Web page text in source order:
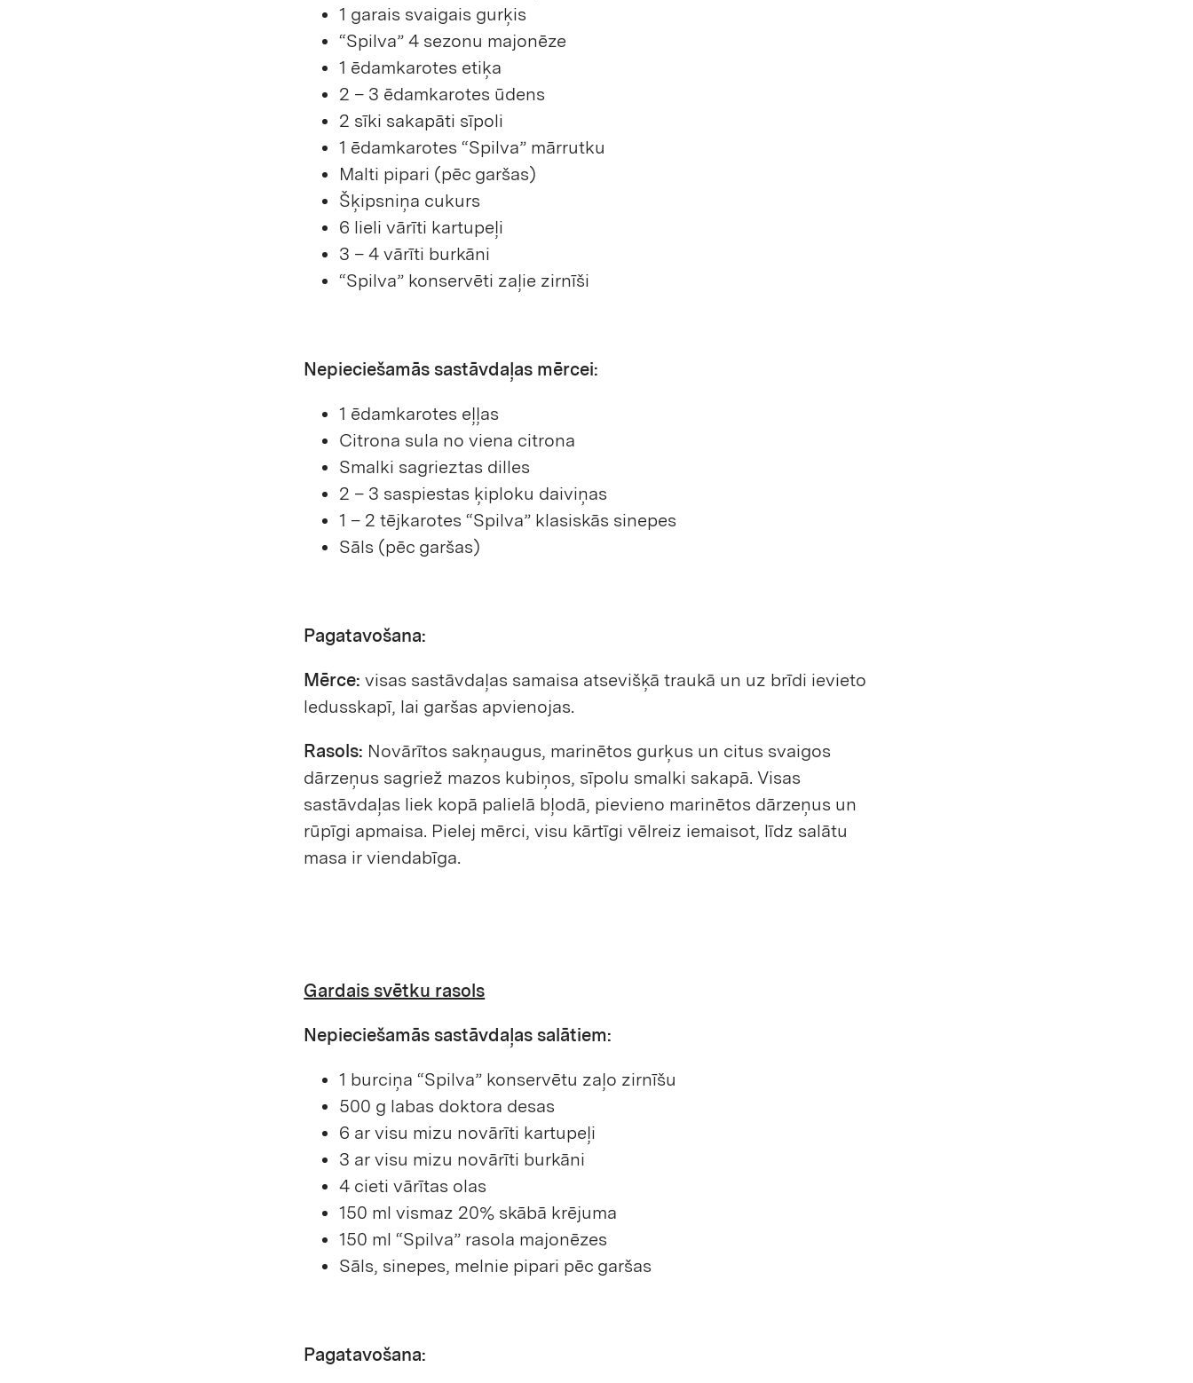
1 garais svaigais gurķis
“Spilva” 4 sezonu majonēze
1 ēdamkarotes etiķa
2 – 3 ēdamkarotes ūdens
2 sīki sakapāti sīpoli
1 ēdamkarotes “Spilva” mārrutku
Malti pipari (pēc garšas)
Šķipsniņa cukurs
6 lieli vārīti kartupeļi
3 – 4 vārīti burkāni
“Spilva” konservēti zaļie zirnīši
Nepieciešamās sastāvdaļas mērcei:
1 ēdamkarotes eļļas
Citrona sula no viena citrona
Smalki sagrieztas dilles
2 – 3 saspiestas ķiploku daiviņas
1 – 2 tējkarotes “Spilva” klasiskās sinepes
Sāls (pēc garšas)
Pagatavošana:
Mērce:visas sastāvdaļas samaisa atsevišķā traukā un uz brīdi ievieto
ledusskapī, lai garšas apvienojas.
Rasols: Novārītos sakņaugus, marinētos gurķus un citus svaigos
dārzeņus sagriež mazos kubiņos, sīpolu smalki sakapā. Visas
sastāvdaļas liek kopā palielā bļodā, pievieno marinētos dārzeņus un
rūpīgi apmaisa. Pielej mērci, visu kārtīgi vēlreiz iemaisot, līdz salātu
masa ir viendabīga.
Gardais svētku rasols
Nepieciešamās sastāvdaļas salātiem:
1 burciņa “Spilva” konservētu zaļo zirnīšu
500 g labas doktora desas
6 ar visu mizu novārīti kartupeļi
3 ar visu mizu novārīti burkāni
4 cieti vārītas olas
150 ml vismaz 20% skābā krējuma
150 ml “Spilva” rasola majonēzes
Sāls, sinepes, melnie pipari pēc garšas
Pagatavošana: